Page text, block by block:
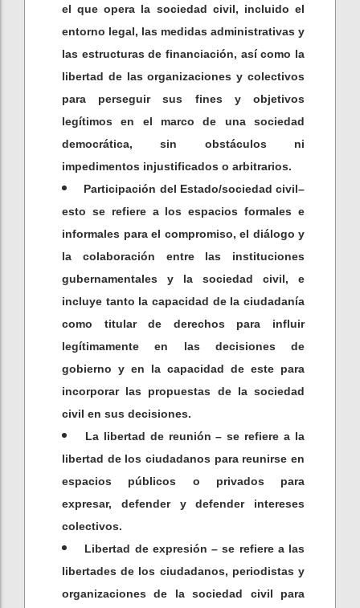
el que opera la sociedad civil, incluido el
entorno legal, las medidas administrativas y
las estructuras de financiación, así como la
libertad de las organizaciones y colectivos
para perseguir sus fines y objetivos
legítimos en el marco de una sociedad
democrática, sin obstáculos ni
impedimentos injustificados o arbitrarios.
Participación del Estado/sociedad civil–
esto se refiere a los espacios formales e
informales para el compromiso, el diálogo y
la colaboración entre las instituciones
gubernamentales y la sociedad civil, e
incluye tanto la capacidad de la ciudadanía
como titular de derechos para influir
legítimamente en las decisiones de
gobierno y en la capacidad de este para
incorporar las propuestas de la sociedad
civil en sus decisiones.
La libertad de reunión – se refiere a la
libertad de los ciudadanos para reunirse en
espacios públicos o privados para
expresar, defender y defender intereses
colectivos.
Libertad de expresión – se refiere a las
libertades de los ciudadanos, periodistas y
organizaciones de la sociedad civil para